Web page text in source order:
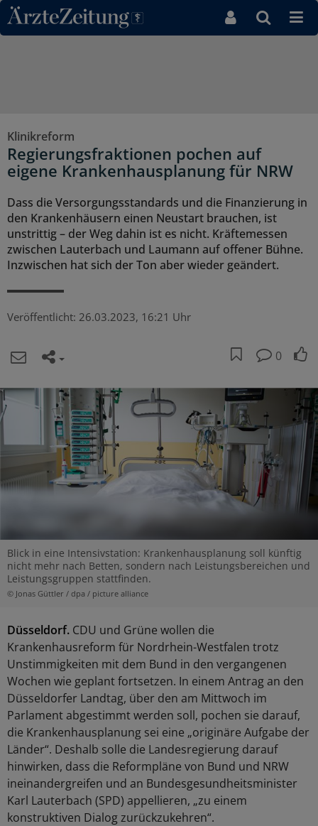
Direkt zum Inhaltsbereich
Klinikreform
Regierungsfraktionen pochen auf
eigene Krankenhausplanung für NRW
Dass die Versorgungsstandards und die Finanzierung in
den Krankenhäusern einen Neustart brauchen, ist
unstrittig – der Weg dahin ist es nicht. Kräftemessen
zwischen Lauterbach und Laumann auf offener Bühne.
Inzwischen hat sich der Ton aber wieder geändert.
Veröffentlicht: 26.03.2023, 16:21 Uhr
0
Blick in eine Intensivstation: Krankenhausplanung soll künftig
nicht mehr nach Betten, sondern nach Leistungsbereichen und
Leistungsgruppen stattfinden.
© Jonas Güttler / dpa / picture alliance
Düsseldorf. CDU und Grüne wollen die
Krankenhausreform für Nordrhein-Westfalen trotz
Unstimmigkeiten mit dem Bund in den vergangenen
Wochen wie geplant fortsetzen. In einem Antrag an den
Düsseldorfer Landtag, über den am Mittwoch im
Parlament abgestimmt werden soll, pochen sie darauf,
die Krankenhausplanung sei eine „originäre Aufgabe der
Länder“. Deshalb solle die Landesregierung darauf
hinwirken, dass die Reformpläne von Bund und NRW
ineinandergreifen und an Bundesgesundheitsminister
Karl Lauterbach (SPD) appellieren, „zu einem
konstruktiven Dialog zurückzukehren“.